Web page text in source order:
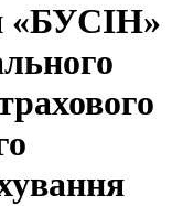
«БУСІН»